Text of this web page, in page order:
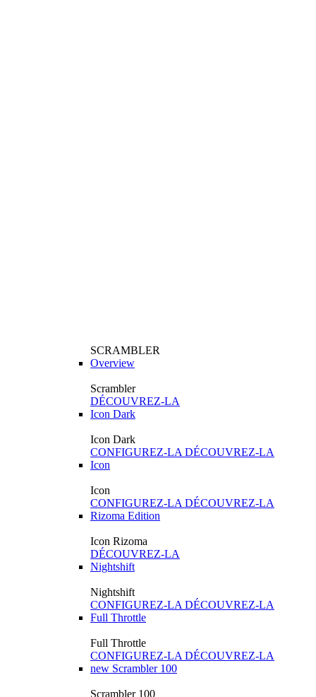
SCRAMBLER
Overview
Scrambler
DÉCOUVREZ-LA
Icon Dark
Icon Dark
CONFIGUREZ-LA DÉCOUVREZ-LA
Icon
Icon
CONFIGUREZ-LA DÉCOUVREZ-LA
Rizoma Edition
Icon Rizoma
DÉCOUVREZ-LA
Nightshift
Nightshift
CONFIGUREZ-LA DÉCOUVREZ-LA
Full Throttle
Full Throttle
CONFIGUREZ-LA DÉCOUVREZ-LA
new Scrambler 100
Scrambler 100